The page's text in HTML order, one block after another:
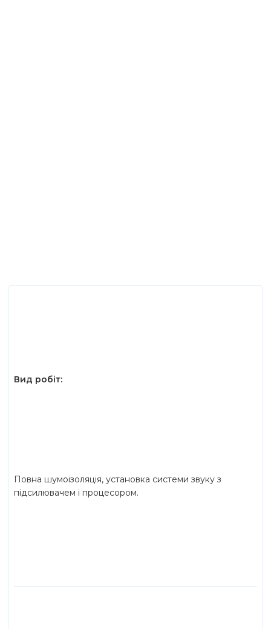
Вид робіт:
Повна шумоізоляція, установка системи звуку з
підсилювачем і процесором.